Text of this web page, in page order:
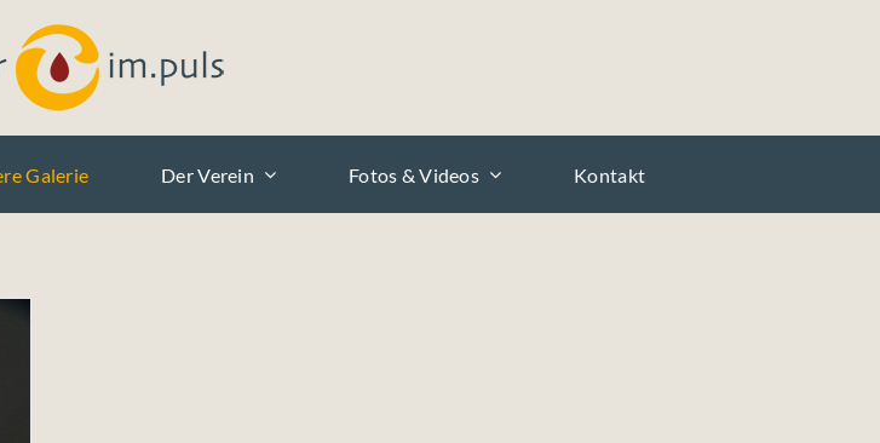
Galerie Der Verein Fotos & Videos Kontakt